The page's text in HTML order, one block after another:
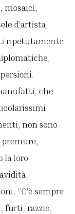
mosaici,
d’artista,
ripetutamente
che
non sono
la loro
”C’è sempre
furti, razzie,